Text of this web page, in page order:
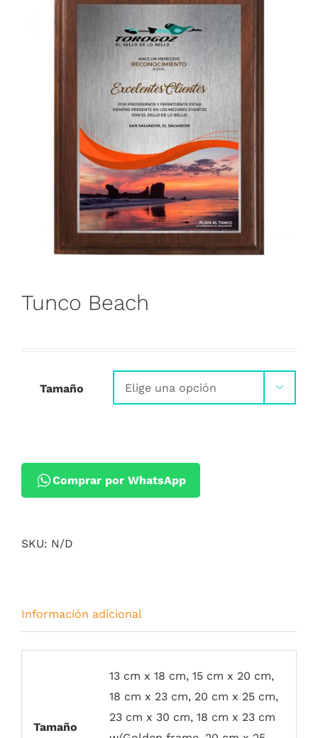
Tunco Beach
Tamaño 
Comprar por WhatsApp
SKU: N/D
Información adicional
Tamaño
13 cm x 18 cm, 15 cm x 20 cm,
18 cm x 23 cm, 20 cm x 25 cm,
23 cm x 30 cm, 18 cm x 23 cm